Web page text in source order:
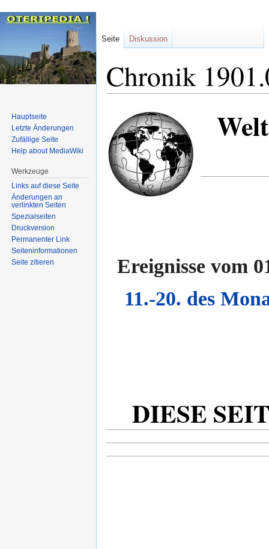
Chronik
Navigation
springen
Suche
springen
Ereignisse vom
11.-20. des
DIESE
Seite Diskussion
Hauptseite
Letzte Änderungen
Zufällige Seite
Help about MediaWiki
Werkzeuge
Links auf diese Seite
Änderungen an
verlinkten Seiten
Spezialseiten
Druckversion
Permanenter Link
Seiten­informationen
Seite zitieren